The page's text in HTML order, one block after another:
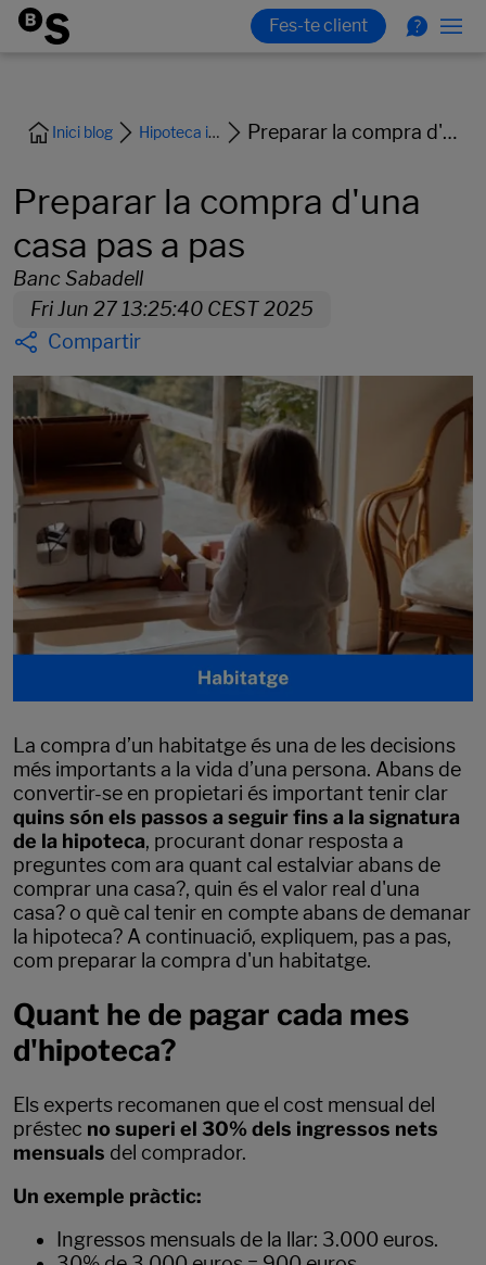
Inici blog Hipoteca i habitatge Preparar la compra d'una casa pas a pas
Preparar la compra d'una
casa pas a pas
Banc Sabadell
Fri Jun 27 13:25:40 CEST 2025
Compartir
La compra d’un habitatge és una de les decisions
més importants a la vida d’una persona. Abans de
convertir-se en propietari és important tenir clar
quins són els passos a seguir fins a la signatura
de la hipoteca, procurant donar resposta a
preguntes com ara quant cal estalviar abans de
comprar una casa?, quin és el valor real d'una
casa? o què cal tenir en compte abans de demanar
la hipoteca? A continuació, expliquem, pas a pas,
com preparar la compra d'un habitatge.
Quant he de pagar cada mes
d'hipoteca?
Els experts recomanen que el cost mensual del
préstec no superi el 30% dels ingressos nets
mensuals del comprador.
Un exemple pràctic:
Ingressos mensuals de la llar: 3.000 euros.